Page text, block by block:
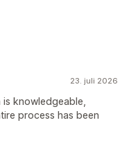
23. juli 2026
is knowledgeable,
process has been